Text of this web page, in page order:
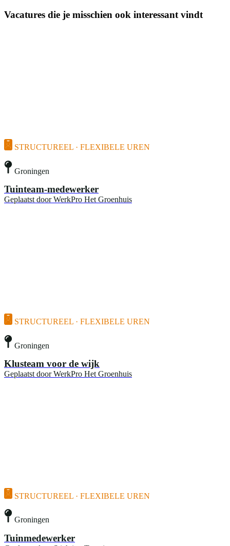
Vacatures die je misschien ook interessant vindt
STRUCTUREEL · FLEXIBELE UREN
Groningen
Tuinteam-medewerker
Geplaatst door WerkPro Het Groenhuis
STRUCTUREEL · FLEXIBELE UREN
Groningen
Klusteam voor de wijk
Geplaatst door WerkPro Het Groenhuis
STRUCTUREEL · FLEXIBELE UREN
Groningen
Tuinmedewerker